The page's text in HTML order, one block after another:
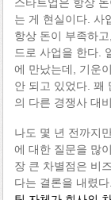
는 게 현실이다. 사
항상 돈이 부족하
드로 사업을 한다.
에 만났는데, 기운
안 되고 있었다. 꽤
의 다른 경쟁사 대
나도 몇 년 전까지
에 대한 질문을 많
장 큰 차별점은 비
다는 결론을 내렸